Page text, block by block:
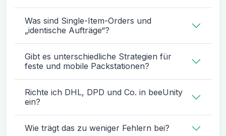
Was sind Single-Item-Orders und
„identische Aufträge“?
Gibt es unterschiedliche Strategien für
feste und mobile Packstationen?
Richte ich DHL, DPD und Co. in beeUnity
ein?
Wie trägt das zu weniger Fehlern bei?